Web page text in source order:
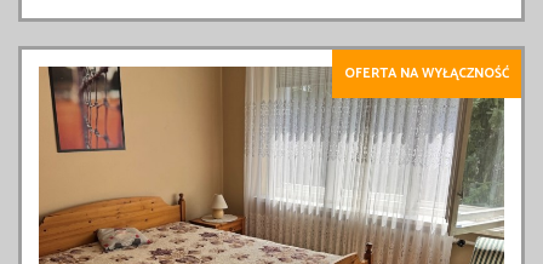
OFERTA NA WYŁĄCZNOŚĆ